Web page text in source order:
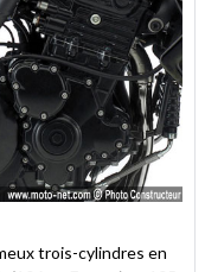
trois-cylindres en